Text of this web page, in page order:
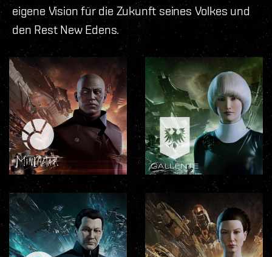
eigene Vision für die Zukunft seines Volkes und
den Rest New Edens.